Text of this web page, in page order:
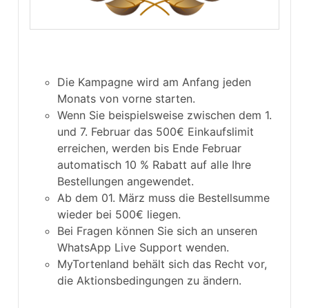
Die Kampagne wird am Anfang jeden
Monats von vorne starten.
Wenn Sie beispielsweise zwischen dem 1.
und 7. Februar das 500€ Einkaufslimit
erreichen, werden bis Ende Februar
automatisch 10 % Rabatt auf alle Ihre
Bestellungen angewendet.
Ab dem 01. März muss die Bestellsumme
wieder bei 500€ liegen.
Bei Fragen können Sie sich an unseren
WhatsApp Live Support wenden.
MyTortenland behält sich das Recht vor,
die Aktionsbedingungen zu ändern.